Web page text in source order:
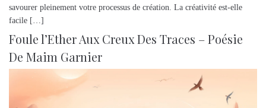
savourer pleinement votre processus de création. La créativité est-elle
facile […]
Foule l’Ether Aux Creux Des Traces – Poésie
De Maim Garnier